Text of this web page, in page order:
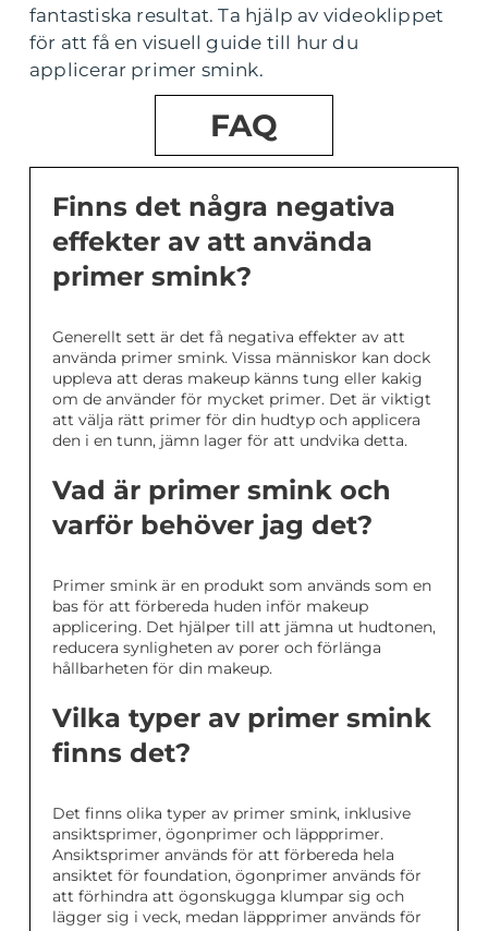
fantastiska resultat. Ta hjälp av videoklippet
för att få en visuell guide till hur du
applicerar primer smink.
FAQ
Finns det några negativa
effekter av att använda
primer smink?
Generellt sett är det få negativa effekter av att
använda primer smink. Vissa människor kan dock
uppleva att deras makeup känns tung eller kakig
om de använder för mycket primer. Det är viktigt
att välja rätt primer för din hudtyp och applicera
den i en tunn, jämn lager för att undvika detta.
Vad är primer smink och
varför behöver jag det?
Primer smink är en produkt som används som en
bas för att förbereda huden inför makeup
applicering. Det hjälper till att jämna ut hudtonen,
reducera synligheten av porer och förlänga
hållbarheten för din makeup.
Vilka typer av primer smink
finns det?
Det finns olika typer av primer smink, inklusive
ansiktsprimer, ögonprimer och läppprimer.
Ansiktsprimer används för att förbereda hela
ansiktet för foundation, ögonprimer används för
att förhindra att ögonskugga klumpar sig och
lägger sig i veck, medan läppprimer används för